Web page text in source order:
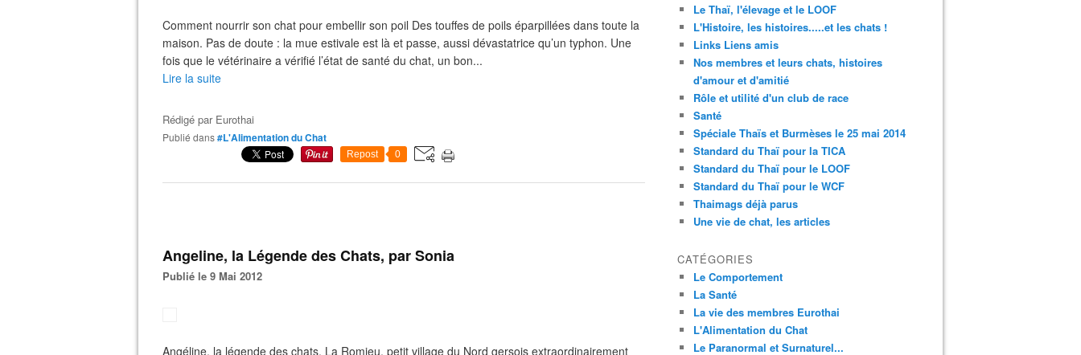
Comment nourrir son chat pour embellir son poil Des touffes de poils éparpillées dans toute la
maison. Pas de doute : la mue estivale est là et passe, aussi dévastatrice qu’un typhon. Une
fois que le vétérinaire a vérifié l’état de santé du chat, un bon...
Lire la suite
Rédigé par Eurothai
Publié dans#L'Alimentation du Chat
Repost 0
Angeline, la Légende des Chats, par Sonia
Publié le 9 Mai 2012
Angéline, la légende des chats. La Romieu, petit village du Nord gersois extraordinairement
Le Thaï, l'élevage et le LOOF
L'Histoire, les histoires.....et les chats !
Links Liens amis
Nos membres et leurs chats, histoires
d'amour et d'amitié
Rôle et utilité d'un club de race
Santé
Spéciale Thaïs et Burmèses le 25 mai 2014
Standard du Thaï pour la TICA
Standard du Thaï pour le LOOF
Standard du Thaï pour le WCF
Thaimags déjà parus
Une vie de chat, les articles
CATÉGORIES
Le Comportement
La Santé
La vie des membres Eurothai
L'Alimentation du Chat
Le Paranormal et Surnaturel...